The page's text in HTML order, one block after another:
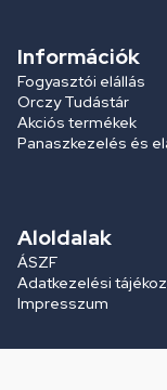
Információk
Fogyasztói elállás
Orczy Tudástár
Akciós termékek
Panaszkezelés és
Aloldalak
ÁSZF
Adatkezelési
Impresszum